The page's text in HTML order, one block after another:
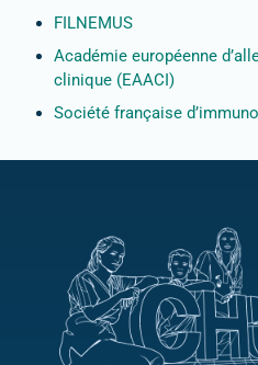
FILNEMUS
Académie européenne
clinique (EAACI)
Société française